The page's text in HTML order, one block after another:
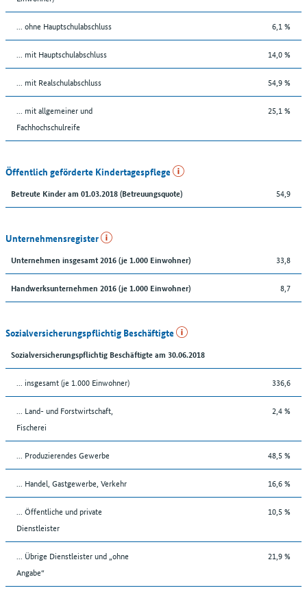
... ohne Hauptschulabschluss 6,1 %
... mit Hauptschulabschluss 14,0 %
... mit Realschulabschluss 54,9 %
... mit allgemeiner und
Fachhochschulreife
25,1 %
Öffentlich geförderte Kindertagespflege
Betreute Kinder am 01.03.2018 (Betreuungsquote) 54,9
Unternehmensregister
Unternehmen insgesamt 2016 (je 1.000 Einwohner) 33,8
Handwerksunternehmen 2016 (je 1.000 Einwohner) 8,7
Sozialversicherungspflichtig Beschäftigte
Sozialversicherungspflichtig Beschäftigte am 30.06.2018
... insgesamt (je 1.000 Einwohner) 336,6
... Land- und Forstwirtschaft,
Fischerei
2,4 %
... Produzierendes Gewerbe 48,5 %
... Handel, Gastgewerbe, Verkehr 16,6 %
... Öffentliche und private
Dienstleister
10,5 %
... Übrige Dienstleister und „ohne
Angabe“
21,9 %